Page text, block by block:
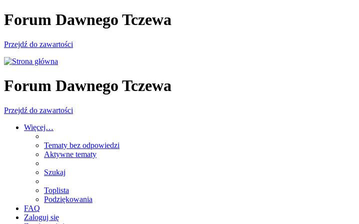
Forum Dawnego Tczewa
Przejdź do zawartości
Forum Dawnego Tczewa
Przejdź do zawartości
Więcej…
Tematy bez odpowiedzi
Aktywne tematy
Szukaj
Toplista
Podziękowania
FAQ
Zaloguj się